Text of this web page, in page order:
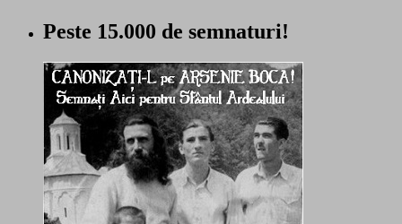
Peste 15.000 de semnaturi!